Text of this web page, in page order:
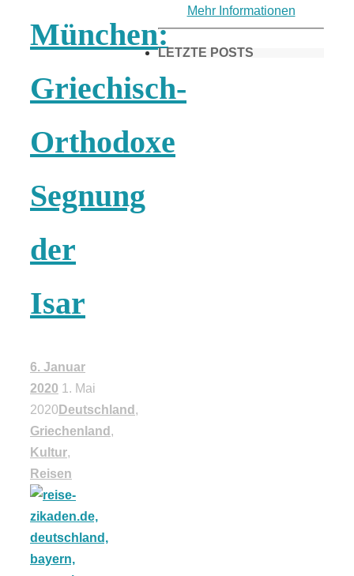
München:
Griechisch-
Orthodoxe
Segnung
der
Isar
6. Januar
2020 1. Mai
2020 Deutschland ,
Griechenland ,
Kultur,
Reisen
Mehr Informationen
LETZTE POSTS
München &